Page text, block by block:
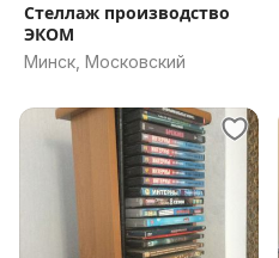
Стеллаж производство
ЭКОМ
Минск, Московский